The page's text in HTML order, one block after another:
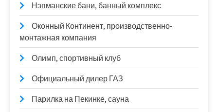
Нэпманские бани, банный комплекс
Оконный Континент, производственно-
монтажная компания
Олимп, спортивный клуб
Официальный дилер ГАЗ
Парилка на Пекинке, сауна